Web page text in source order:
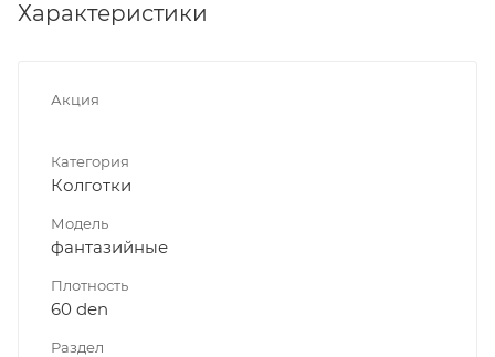
Характеристики
Акция
Категория
Колготки
Модель
фантазийные
Плотность
60 den
Раздел